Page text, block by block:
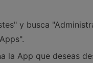
y busca
la App que deseas